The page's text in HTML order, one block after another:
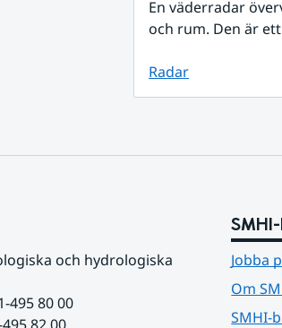
En väderradar
och rum. Den är
Radar
och hydrologiska
495 80 00
Jobba
Om
SMHI-